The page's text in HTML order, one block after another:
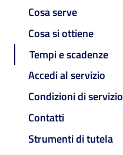
Cosa serve
Cosa si ottiene
Tempi e scadenze
Accedi al servizio
Condizioni di servizio
Contatti
Strumenti di tutela